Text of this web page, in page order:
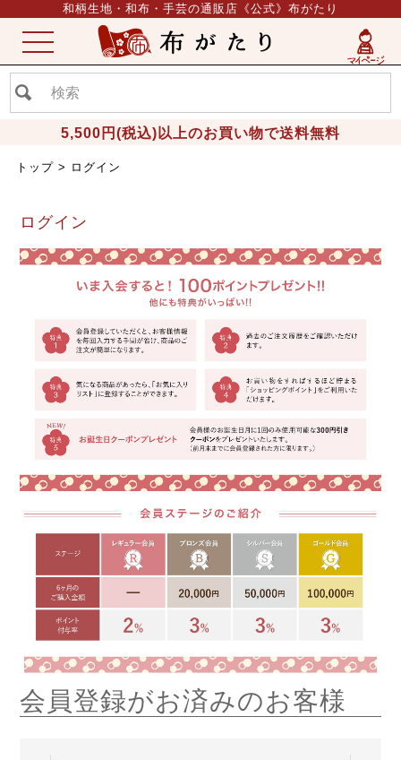
和柄生地・和布・手芸の通販店《公式》布がたり
5,500円(税込)以上のお買い物で送料無料
ME
NU
トップ ログイン
ログイン
会員登録がお済みのお客様